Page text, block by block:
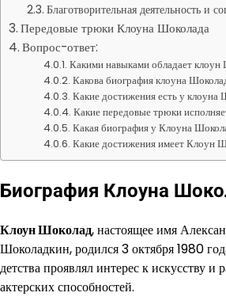
Благотворительная деятельность и
Передовые трюки Клоуна Шоколада
Вопрос-ответ:
Какими навыками обладает
Какова биография клоуна
Какие достижения есть у клоуна
Какие передовые трюки
Какая биография у Клоуна
Какие достижения имеет Клоун
Биография Клоуна
Клоун Шоколад, настоящее имя
Шоколадкин, родился 3 октября 1980
детства проявлял интерес к искусству и
актерских способностей.